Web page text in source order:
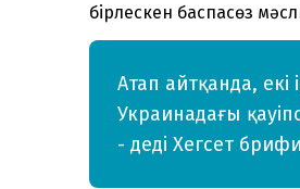
бірлескен баспасөз
Атап айтқанда,
Украинадағы
- деді Хегсет